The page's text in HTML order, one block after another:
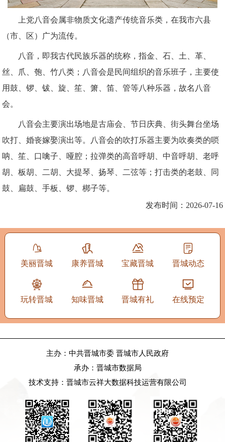
上党八音会属非物质文化遗产传统音乐类，在我市六县
（市、区）广为流传。
八音，即我古代民族乐器的统称，指金、石、土、革、
丝、爪、匏、竹八类；八音会是民间组织的音乐班子，主要使
用鼓、锣、钹、旋、笙、箫、笛、管等八种乐器，故名八音
会。
八音会主要演出场地是古庙会、节日庆典、街头舞台坐场
吹打、婚丧嫁娶演出等。八音会的吹打乐器主要为吹奏类的唢
呐、笙、口噙子、哑腔；拉弹类的高音呼胡、中音呼胡、老呼
胡、板胡、二胡、大提琴、扬琴、二弦等；打击类的老鼓、同
鼓、扁鼓、手板、锣、梆子等。
发布时间：2026-07-16
美丽晋城 康养晋城 宝藏晋城 晋城动态
玩转晋城 知味晋城 晋城有礼 在线预定
主办：中共晋城市委 晋城市人民政府
承办：晋城市数据局
技术支持：晋城市云祥大数据科技运营有限公司